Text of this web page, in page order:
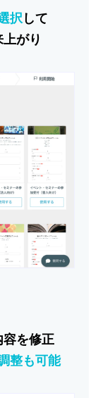
択して
がり
容を修正
整も可能